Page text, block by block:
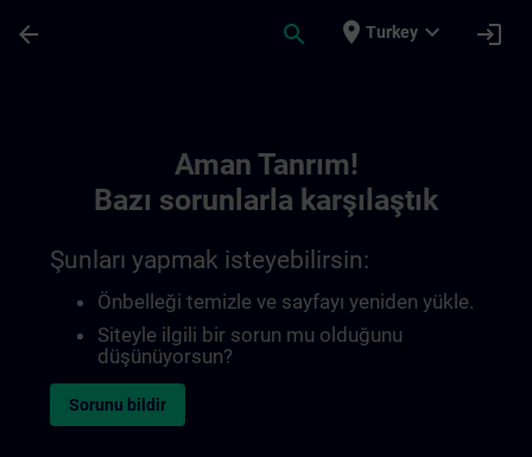
arrow_back search place Turkey expand_more login
Aman Tanrım!
Bazı sorunlarla karşılaştık
Şunları yapmak isteyebilirsin:
Önbelleği temizle ve sayfayı yeniden yükle.
Siteyle ilgili bir sorun mu olduğunu
düşünüyorsun?
Sorunu bildir